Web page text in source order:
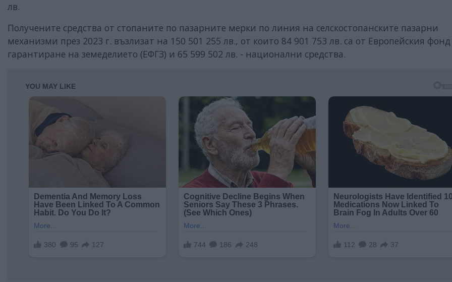
лв.
Получените средства от стопаните по пазарните мерки по линия на селскостопанските пазарни
механизми през 2023 г. възлизат на 150 501 255 лв., от които 84 901 753 лв. са от Европейския фонд
гарантиране на земеделието (ЕФГЗ) и 65 599 502 лв. - национални средства.